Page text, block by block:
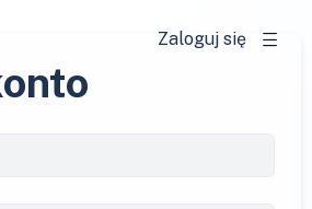
Zaloguj się